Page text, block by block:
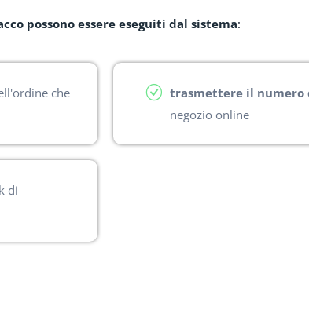
possono essere eseguiti dal sistema:
che
di
trasmettere il numero
negozio online